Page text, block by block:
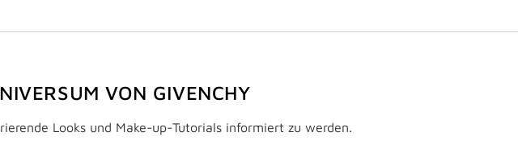
VON GIVENCHY
Looks und Make-up-Tutorials informiert zu werden.